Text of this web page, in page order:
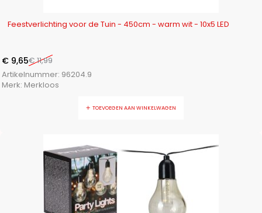
-20%
Feestverlichting voor de Tuin - 450cm - warm wit - 10x5 LED
€11,99
€ 9,65
Artikelnummer: 96204.9
Merk: Merkloos
TOEVOEGEN AAN WINKELWAGEN